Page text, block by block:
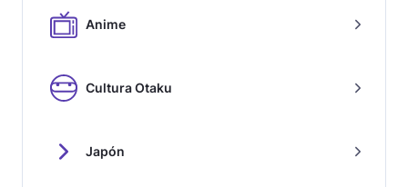
Anime
Cultura Otaku
Japón